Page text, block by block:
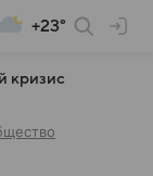
+23°
кризис